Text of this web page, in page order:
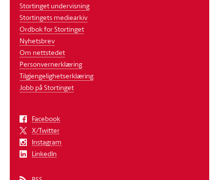
Stortinget undervisning
Stortingets mediearkiv
Ordbok for Stortinget
Nyhetsbrev
Om nettstedet
Personvernerklæring
Tilgjengelighetserklæring
Jobb på Stortinget
Facebook
X/Twitter
Instagram
LinkedIn